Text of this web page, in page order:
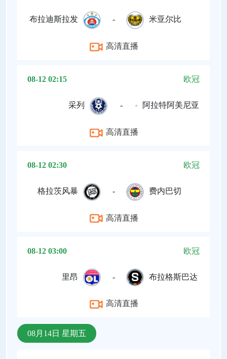
布拉迪斯拉发 - 米亚尔比
高清直播
08-12 02:15 欧冠
采列 - 阿拉特阿美尼亚
高清直播
08-12 02:30 欧冠
格拉茨风暴 - 费内巴切
高清直播
08-12 03:00 欧冠
里昂 - 布拉格斯巴达
高清直播
08月14日 星期五